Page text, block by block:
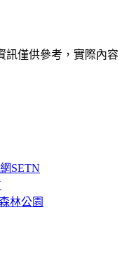
訊僅供參考，實際內容
SETN
林公園